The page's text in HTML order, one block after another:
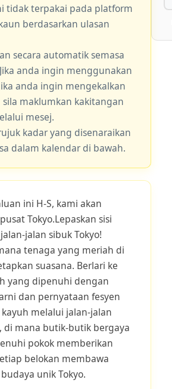
tidak terpakai pada platform
berdasarkan ulasan
secara automatik semasa
anda ingin menggunakan
anda ingin mengekalkan
maklumkan kakitangan
mesej.
kadar yang disenaraikan
dalam kalendar di bawah.
ini H-S, kami akan
Tokyo.Lepaskan sisi
jalan sibuk Tokyo!
tenaga yang meriah di
suasana. Berlari ke
yang dipenuhi dengan
dan pernyataan fesyen
melalui jalan-jalan
di mana butik-butik bergaya
pokok memberikan
belokan membawa
unik Tokyo.